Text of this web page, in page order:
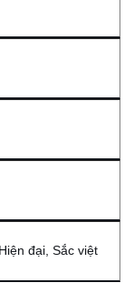
đại, Sắc việt